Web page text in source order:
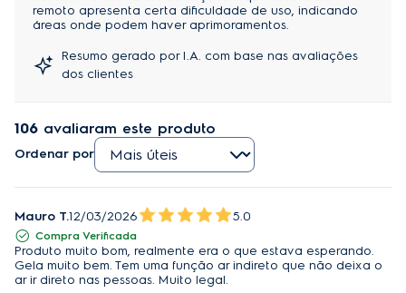
Velocidade 4/3/2/1
Quente/frio
Alimentação de
Energia
Alimentação pode ser feita pela
condensadora e/ou evaporadora.
Embalagem
(evaporadora), controle remoto e saco de
acessórios. Embalagem da externa: Unidade
externa (condensadora).
EcoPlus
Tenha o controle com ajustes simples para que toda
família, mantendo todos arejados.
Auto Limpeza:
Auto Sense:
Temperatura perfeita do ar trazendo conforto e
facilidade.
Sistema BlueTech:
Acabamento contra corrosão e maior durabilidade.
remoto apresenta certa dificuldade de uso, indicando
áreas onde podem haver aprimoramentos.
Resumo gerado por I.A. com base nas avaliações
dos clientes
106 avaliaram este produto
Ordenar por
Mauro T.12/03/2026 5.0
Compra Verificada
Produto muito bom, realmente era o que estava esperando.
Gela muito bem. Tem uma função ar indireto que não deixa o
ar ir direto nas pessoas. Muito legal.